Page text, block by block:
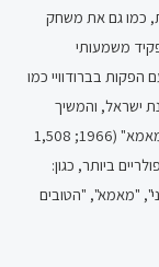
כמו גם את משחק
משמעותי
הפקות בברודוויי כמו
מדינת ישראל, והמשיך
בשוברי הקופות "הלו, דולי!" (1964; 2,844 הופעות) ו"מאמא" (1966; 1,508
ביותר, כגון:
"מאמא", "הטובים